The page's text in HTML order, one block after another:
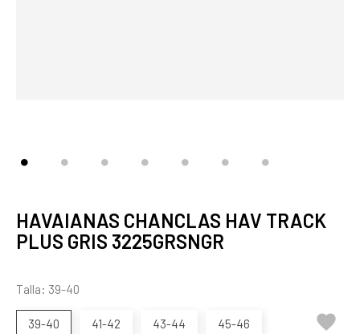
HAVAIANAS CHANCLAS HAV TRACK
PLUS GRIS 3225GRSNGR
Talla: 39-40
39-40 41-42 43-44 45-46 